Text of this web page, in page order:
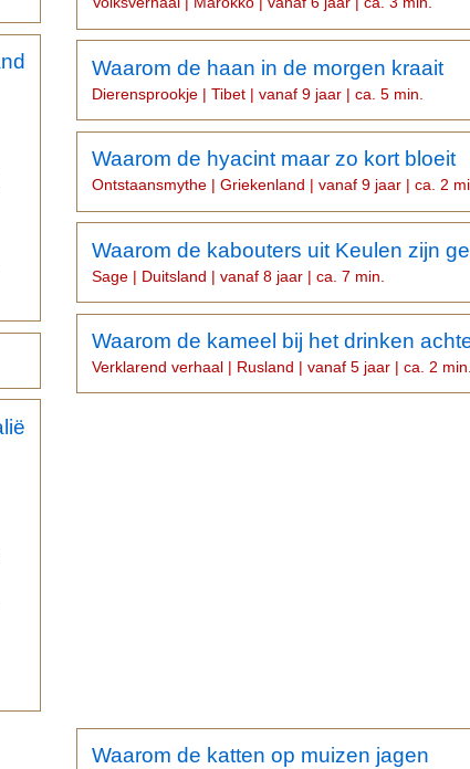
Waarom de haan in de morgen kraait
Dierensprookje | Tibet | vanaf 9 jaar | ca. 5 min.
Waarom de hyacint maar zo kort bloeit
Ontstaansmythe | Griekenland | vanaf 9 jaar | ca. 2
Waarom de kabouters uit Keulen zijn
Sage | Duitsland | vanaf 8 jaar | ca. 7 min.
Waarom de kameel bij het drinken
Verklarend verhaal | Rusland | vanaf 5 jaar | ca. 2
Waarom de katten op muizen jagen